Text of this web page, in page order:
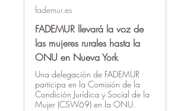
fademur.es
FADEMUR llevará la voz de
las mujeres rurales hasta la
ONU en Nueva York
Una delegación de FADEMUR
participa en la Comisión de la
Condición Jurídica y Social de la
Mujer (CSW69) en la ONU.